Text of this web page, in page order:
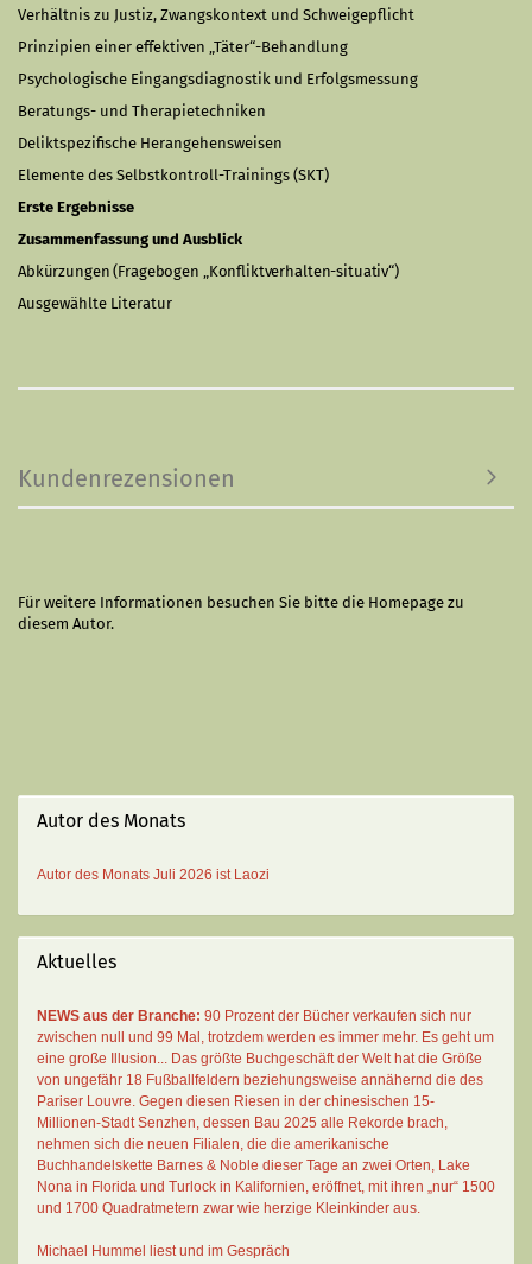
Verhältnis zu Justiz, Zwangskontext und Schweigepflicht
Prinzipien einer effektiven „Täter“-Behandlung
Psychologische Eingangsdiagnostik und Erfolgsmessung
Beratungs- und Therapietechniken
Deliktspezifische Herangehensweisen
Elemente des Selbstkontroll-Trainings (SKT)
Erste Ergebnisse
Zusammenfassung und Ausblick
Abkürzungen (Fragebogen „Konfliktverhalten-situativ“)
Ausgewählte Literatur
Kundenrezensionen
Für weitere Informationen besuchen Sie bitte die Homepage zu
diesem Autor.
Autor des Monats
Autor des Monats Juli 2026 ist Laozi
Aktuelles
NEWS aus der Branche: 90 Prozent der Bücher verkaufen sich nur
zwischen null und 99 Mal , trotzdem werden es immer mehr. Es geht um
eine große Illusion... Das größte Buchgeschäft der Welt hat die Größe
von ungefähr 18 Fußballfeldern beziehungsweise annähernd die des
Pariser Louvre. Gegen diesen Riesen in der chinesischen 15-
Millionen-Stadt Senzhen, dessen Bau 2025 alle Rekorde brach,
nehmen sich die neuen Filialen, die die amerikanische
Buchhandelskette Barnes & Noble dieser Tage an zwei Orten, Lake
Nona in Florida und Turlock in Kalifornien, eröffnet, mit ihren „nur“ 1500
und 1700 Quadratmetern zwar wie herzige Kleinkinder aus.
Michael Hummel liest und im Gespräch